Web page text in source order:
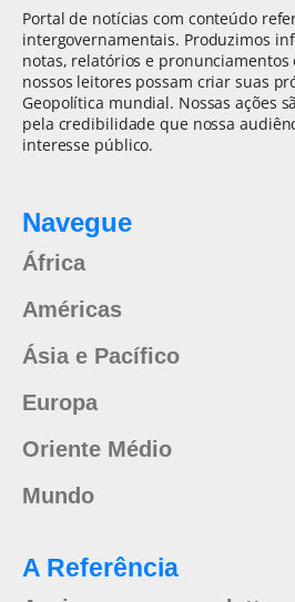
Portal de notícias com conteúdo
intergovernamentais. Produzimos
notas, relatórios e
nossos leitores possam criar suas
Geopolítica mundial. Nossas ações
pela credibilidade que nossa
interesse público.
Navegue
África
Américas
Ásia e Pacífico
Europa
Oriente Médio
Mundo
A Referência